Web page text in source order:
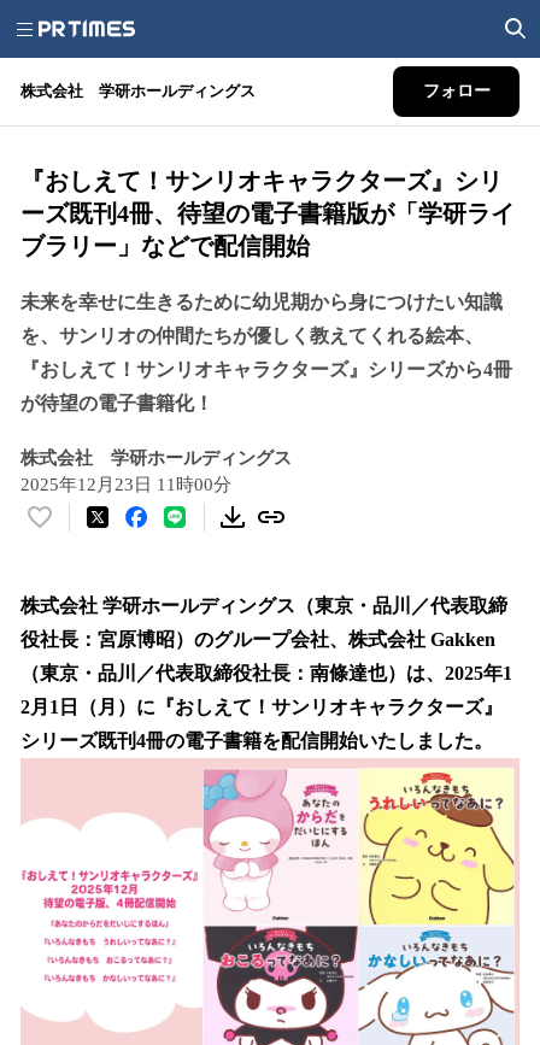
株式会社 学研ホールディングス フォロー
『おしえて！サンリオキャラクターズ』シリ
ーズ既刊4冊、待望の電子書籍版が「学研ライ
ブラリー」などで配信開始
未来を幸せに生きるために幼児期から身につけたい知識
を、サンリオの仲間たちが優しく教えてくれる絵本、
『おしえて！サンリオキャラクターズ』シリーズから4冊
が待望の電子書籍化！
株式会社 学研ホールディングス
2025年12月23日 11時00分
い
！
数
を
読
み
込
み
株式会社 学研ホールディングス（東京・品川／代表取締
役社長：宮原博昭）のグループ会社、株式会社 Gakken
（東京・品川／代表取締役社長：南條達也）は、2025年1
2月1日（月）に『おしえて！サンリオキャラクターズ』
シリーズ既刊4冊の電子書籍を配信開始いたしました。